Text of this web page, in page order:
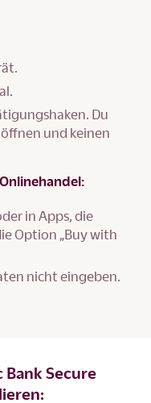
Du
und keinen
in Apps, die
Option „Buy with
nicht eingeben.
Bank Secure